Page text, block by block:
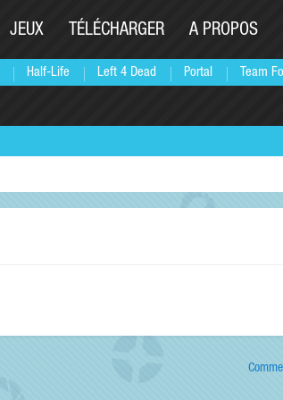
Half-Life Left 4 Dead Portal Team
JEUX TÉLÉCHARGER A PROPOS